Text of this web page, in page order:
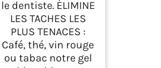
le dentiste. ÉLIMINE
LES TACHES LES
PLUS TENACES :
Café, thé, vin rouge
ou tabac notre gel